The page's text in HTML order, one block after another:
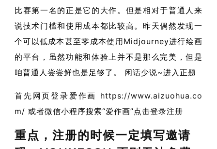
比赛第一名的正是它的大作。但是相对于普通人来
说技术门槛和使用成本都比较高。昨天偶然发现一
个可以低成本甚至零成本使用Midjourney进行绘画
的平台，虽然功能和体验上并不是那么完美，但是
咱普通人尝尝鲜也是足够了。 闲话少说~进入正题
首先网页登录爱作画 https://www.aizuohua.co
m/ 或者微信小程序搜索“爱作画”点击登录注册
重点，注册的时候一定填写邀请